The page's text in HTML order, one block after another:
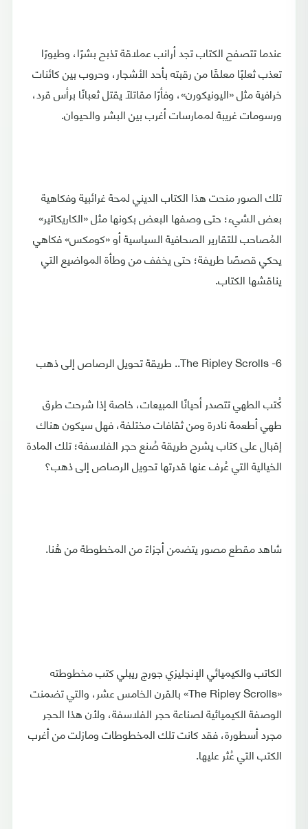
عندما تتصفح الكتاب تجد أرانب عملاقة تذبح بشرًا، وطيورًا
تعذب ثعلبًا معلقًا من رقبته بأحد الأشجار، وحروب بين كائنات
خرافية مثل «اليونيكورن»، وفأرًا مقاتلًا يقتل ثعبانًا برأس قرد،
ورسومات غريبة لممارسات أغرب بين البشر والحيوان.
تلك الصور منحت هذا الكتاب الديني لمحة غرائبية وفكاهية
بعض الشيء؛ حتى وصفها البعض بكونها مثل «الكاريكاتير»
المُصاحب للتقارير الصحافية السياسية أو «كومكس» فكاهي
يحكي قصصًا طريفة؛ حتى يخفف من وطأة المواضيع التي
يناقشها الكتاب.
6- The Ripley Scrolls.. طريقة تحويل الرصاص إلى ذهب
كُتب الطهي تتصدر أحيانًا المبيعات، خاصة إذا شرحت طرق
طهي أطعمة نادرة ومن ثقافات مختلفة، فهل سيكون هناك
إقبال على كتاب يشرح طريقة صُنع حجر الفلاسفة؛ تلك المادة
الخيالية التي عُرف عنها قدرتها تحويل الرصاص إلى ذهب؟
شاهد مقطع مصور يتضمن أجزاءً من المخطوطة من هُنا.
الكاتب والكيميائي الإنجليزي جورج ريبلي كتب مخطوطته
«The Ripley Scrolls» بالقرن الخامس عشر، والتي تضمنت
الوصفة الكيميائية لصناعة حجر الفلاسفة، ولأن هذا الحجر
مجرد أسطورة، فقد كانت تلك المخطوطات ومازلت من أغرب
الكتب التي عُثر عليها.